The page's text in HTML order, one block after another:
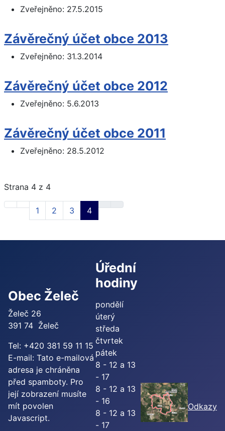
Zveřejněno: 27.5.2015
Závěrečný účet obce 2013
Zveřejněno: 31.3.2014
Závěrečný účet obce 2012
Zveřejněno: 5.6.2013
Závěrečný účet obce 2011
Zveřejněno: 28.5.2012
Strana 4 z 4
1 2 3 4
Obec Želeč
Želeč 26
391 74 Želeč
Tel: +420 381 59 11 15
E-mail: Tato e-mailová
adresa je chráněna
před spamboty. Pro
její zobrazení musíte
mít povolen
Javascript.
Úřední
hodiny
pondělí
úterý
středa
čtvrtek
pátek
8 - 12 a 13
- 17
8 - 12 a 13
- 16
8 - 12 a 13
- 17
Odkazy